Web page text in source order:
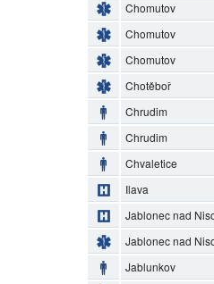
Chomutov
Chomutov
Chomutov
Chotěboř
Chrudim
Chrudim
Chvaletice
Ilava
Jablonec nad
Jablonec nad
Jablunkov